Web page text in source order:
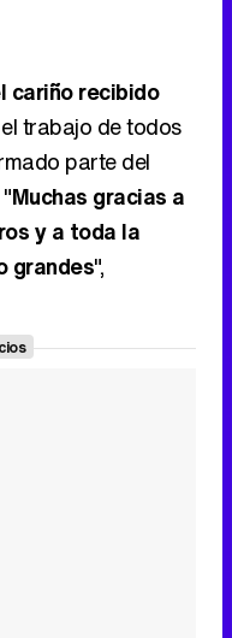
cariño recibido
trabajo de todos
parte del
Muchas gracias a
y a toda la
grandes",